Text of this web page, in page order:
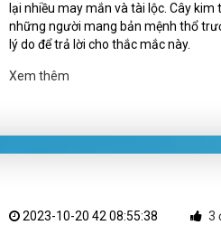
lại nhiều may mắn và tài lộc. Cây
những người mang bản mệnh thổ
lý do để trả lời cho thắc mắc này.
Xem thêm
2023-10-20 42 08:55:38
3